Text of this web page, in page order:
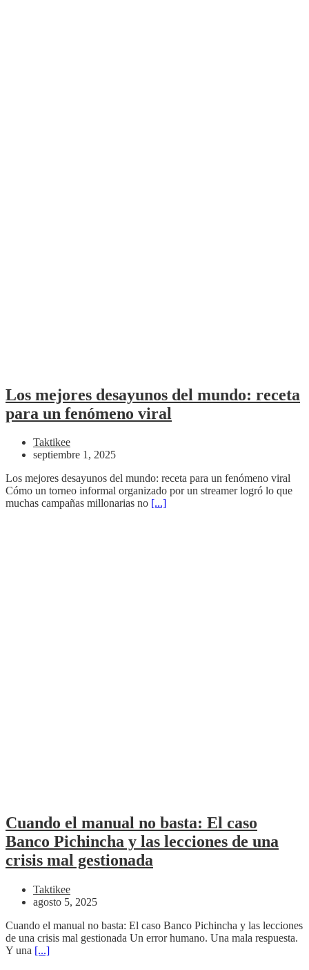
Los mejores desayunos del mundo: receta
para un fenómeno viral
Taktikee
septiembre 1, 2025
Los mejores desayunos del mundo: receta para un fenómeno viral
Cómo un torneo informal organizado por un streamer logró lo que
muchas campañas millonarias no [...]
Cuando el manual no basta: El caso
Banco Pichincha y las lecciones de una
crisis mal gestionada
Taktikee
agosto 5, 2025
Cuando el manual no basta: El caso Banco Pichincha y las lecciones
de una crisis mal gestionada Un error humano. Una mala respuesta.
Y una [...]